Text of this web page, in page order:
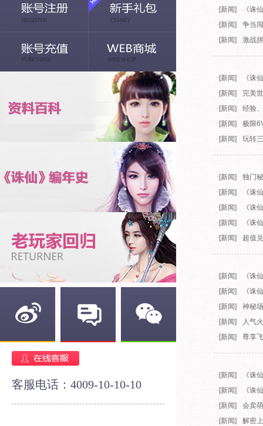
客服电话：4009-10-10-10
· [新闻]
《诛
· [新闻]
争当
· [新闻] 激战
· [新闻]
《诛
· [新闻]
完美
· [新闻]
经验
· [新闻]
极限
· [新闻] 玩转
· [新闻]
独门
· [新闻]
《诛
· [新闻]
《诛
· [新闻]
《诛
· [新闻] 超值
· [新闻]
《诛
· [新闻]
《诛
· [新闻]
神秘
· [新闻]
人气
· [新闻] 尊享
· [新闻]
《诛
· [新闻]
《诛
· [新闻]
会卖
· [新闻]
解密